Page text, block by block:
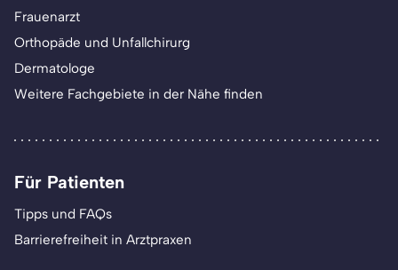
Frauenarzt
Orthopäde und Unfallchirurg
Dermatologe
Weitere Fachgebiete in der Nähe finden
Für Patienten
Tipps und FAQs
Barrierefreiheit in Arztpraxen